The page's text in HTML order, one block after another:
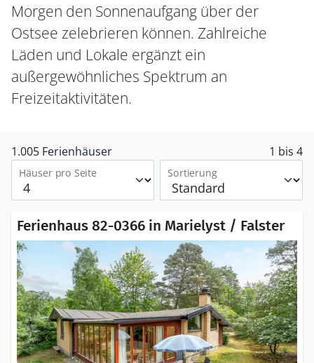
Morgen den Sonnenaufgang über der
Ostsee zelebrieren können. Zahlreiche
Läden und Lokale ergänzt ein
außergewöhnliches Spektrum an
Freizeitaktivitäten.
1.005 Ferienhäuser 1 bis 4
Häuser pro Seite Sortierung
Ferienhaus 82-0366 in Marielyst / Falster